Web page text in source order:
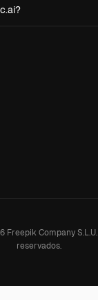
Freepik Company S.L.U.
reservados.